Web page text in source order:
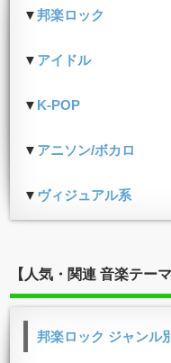
▼邦楽ロック
▼ アイドル
▼ K-POP
▼ アニソン/ボカロ
▼ ヴィジュアル系
【人気・関連 音楽テーマ
邦楽ロック ジャンル